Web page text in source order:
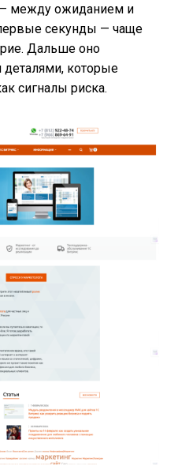
между ожиданием и
секунды — чаще
Дальше оно
деталями, которые
сигналы риска.